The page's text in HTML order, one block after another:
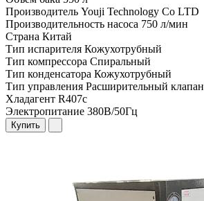
Производитель Youji Technology Co LTD
Производительность насоса 750 л/мин
Страна Китай
Тип испарителя Кожухотрубный
Тип компрессора Спиральный
Тип конденсатора Кожухотрубный
Тип управления Расширительный клапан
Хладагент R407c
Электропитание 380В/50Гц
Купить